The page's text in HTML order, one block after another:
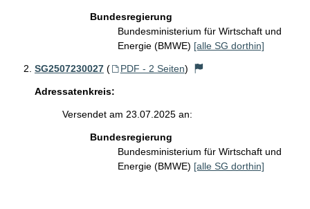
Bundesregierung
Bundesministerium für Wirtschaft und
Energie (BMWE) [alle SG dorthin]
SG2507230027 ( PDF - 2 Seiten)
Adressatenkreis:
Versendet am 23.07.2025 an:
Bundesregierung
Bundesministerium für Wirtschaft und
Energie (BMWE) [alle SG dorthin]